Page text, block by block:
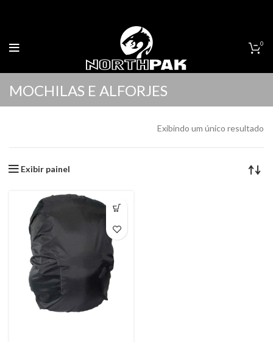
0
MOCHILAS E ALFORJES
Exibindo um único resultado
Exibir painel